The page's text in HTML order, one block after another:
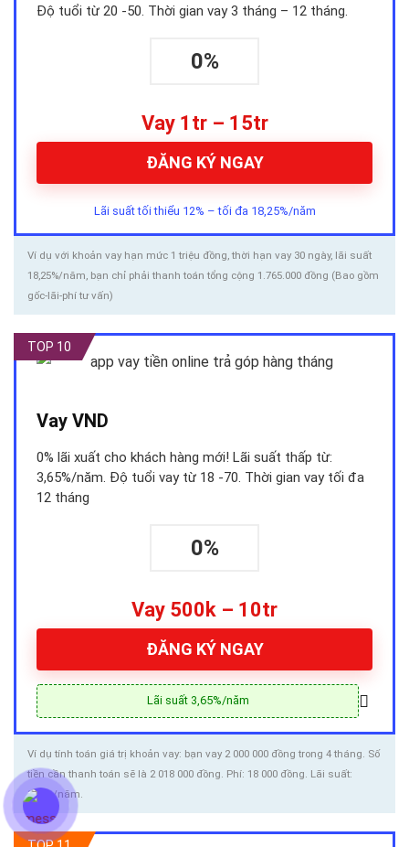
Độ tuổi từ 20 -50. Thời gian vay 3 tháng – 12 tháng.
0%
Vay 1tr – 15tr
ĐĂNG KÝ NGAY
Lãi suất tối thiểu 12% – tối đa 18,25%/năm
Ví dụ với khoản vay hạn mức 1 triệu đồng, thời hạn vay 30 ngày, lãi suất
18,25%/năm, bạn chỉ phải thanh toán tổng cộng 1.765.000 đồng (Bao gồm
gốc-lãi-phí tư vấn)
TOP 10
Vay VND
0% lãi xuất cho khách hàng mới! Lãi suất thấp từ:
3,65%/năm. Độ tuổi vay từ 18 -70. Thời gian vay tối đa
12 tháng
0%
Vay 500k – 10tr
ĐĂNG KÝ NGAY
Lãi suất 3,65%/năm
Ví dụ tính toán giá trị khoản vay: bạn vay 2 000 000 đồng trong 4 tháng. Số
tiền cần thanh toán sẽ là 2 018 000 đồng. Phí: 18 000 đồng. Lãi suất:
3,65%/năm.